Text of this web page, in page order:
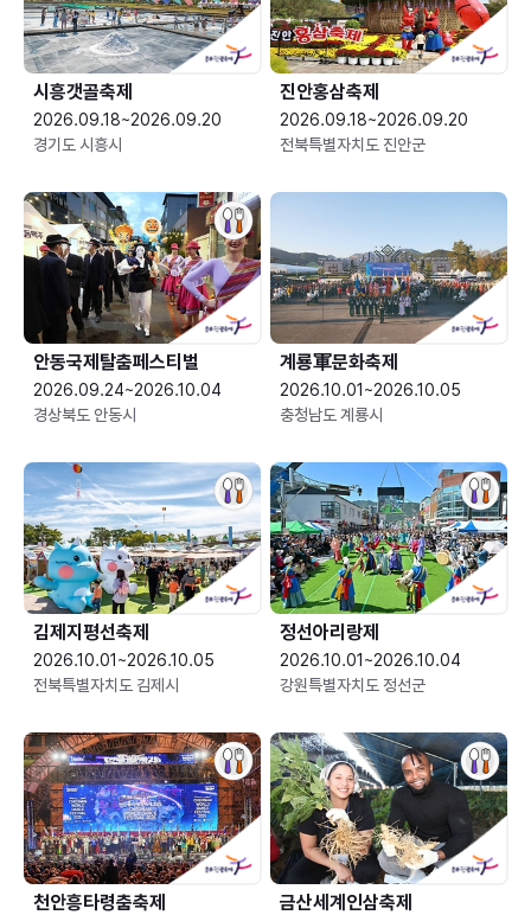
시흥갯골축제
2026.09.18~2026.09.20
경기도 시흥시
진안홍삼축제
2026.09.18~2026.09.20
전북특별자치도 진안군
안동국제탈춤페스티벌
2026.09.24~2026.10.04
경상북도 안동시
2026.10.01~2026.10.05
충청남도 계룡시
김제지평선축제
2026.10.01~2026.10.05
전북특별자치도 김제시
정선아리랑제
2026.10.01~2026.10.04
강원특별자치도 정선군
천안흥타령춤축제 금산세계인삼축제